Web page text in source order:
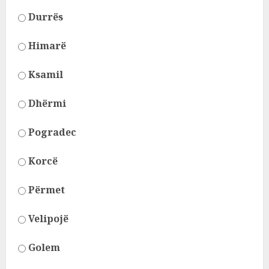
Durrës
Himarë
Ksamil
Dhërmi
Pogradec
Korcë
Përmet
Velipojë
Golem